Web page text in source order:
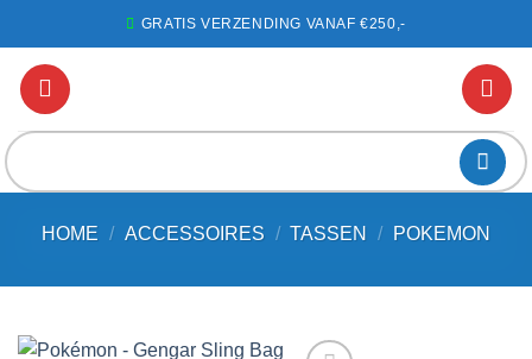
naar
inhoud
GRATIS VERZENDING VANAF €250,-
HOME / ACCESSOIRES / TASSEN / POKEMON